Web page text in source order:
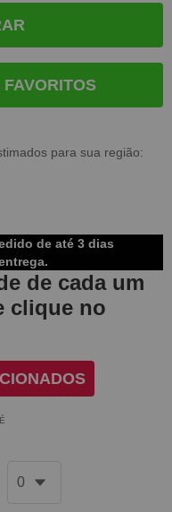
para sua região:
de até 3 dias
de cada um
clique no